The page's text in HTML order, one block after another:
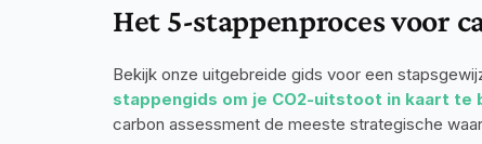
Het 5-stappenproces voor
Bekijk onze uitgebreide gids voor een
stappengids om je CO2-uitstoot in kaart te
carbon assessment de meeste strategische